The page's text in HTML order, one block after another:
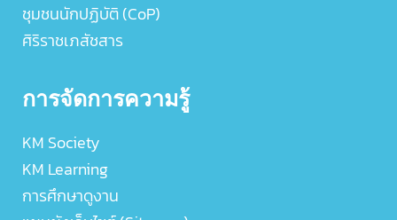
ชุมชนนักปฏิบัติ (CoP)
ศิริราชเภสัชสาร
การจัดการความรู้
KM Society
KM Learning
การศึกษาดูงาน